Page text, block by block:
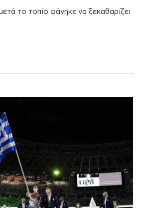
το τοπίο φάνηκε να ξεκαθαρίζει